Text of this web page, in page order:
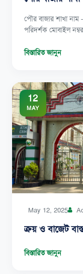
পৌর বাজার শাখা
পরিদর্শক মোবাইল
বিস্তারিত জানুন
12
MAY
May 12, 2025
ক্রয় ও বাজেট
বিস্তারিত জানুন